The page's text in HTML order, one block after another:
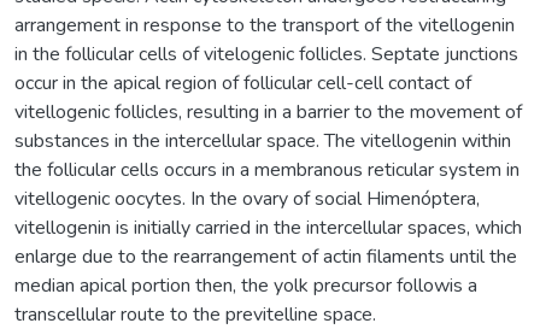
arrangement in response to the transport of the vitellogenin
in the follicular cells of vitelogenic follicles. Septate junctions
occur in the apical region of follicular cell-cell contact of
vitellogenic follicles, resulting in a barrier to the movement of
substances in the intercellular space. The vitellogenin within
the follicular cells occurs in a membranous reticular system in
vitellogenic oocytes. In the ovary of social Himenóptera,
vitellogenin is initially carried in the intercellular spaces, which
enlarge due to the rearrangement of actin filaments until the
median apical portion then, the yolk precursor followis a
transcellular route to the previtelline space.